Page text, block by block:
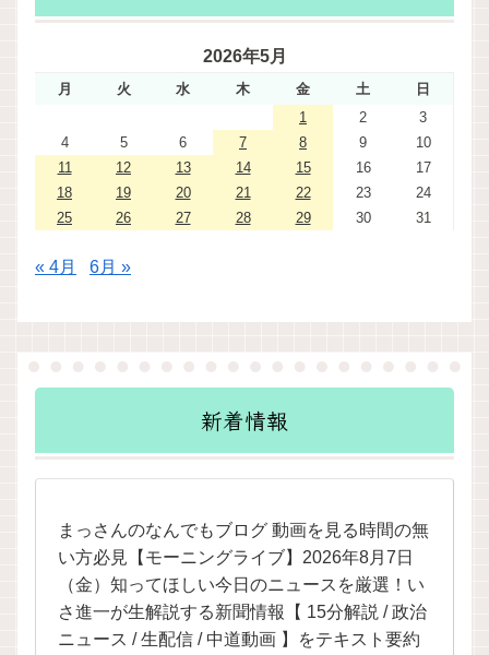
2026年5月
月 火 水 木 金 土
日
1
2
3
4
5 6 7 8 9
10
11
12 13 14 15 16
17
18
19 20 21 22 23
24
25
26 27 28 29 30 31
« 4月 6月 »
新着情報
まっさんのなんでもブログ 動画を見る時間の無
い方必見【モーニングライブ】2026年8月7日
（金）知ってほしい今日のニュースを厳選！い
さ進一が生解説する新聞情報【 15分解説 / 政治
ニュース / 生配信 / 中道動画 】をテキスト要約